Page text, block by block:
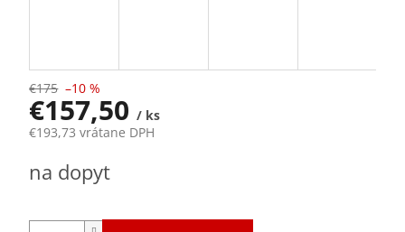
€175 –10 %
€157,50/ ks
€193,73 vrátane DPH
cena:
na dopyt